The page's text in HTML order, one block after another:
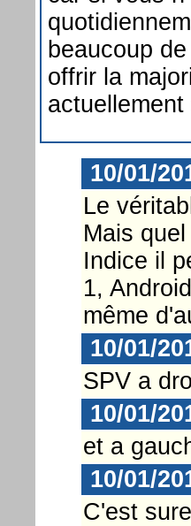
beaucoup
offrir la
10/01/
Le
Mais
Indice il
1,
même
10/01/
SPV a
10/01/
et a
10/01/
C'est